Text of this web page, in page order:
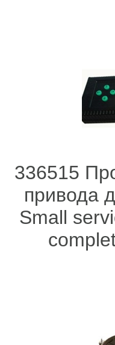
336515
привода
Small